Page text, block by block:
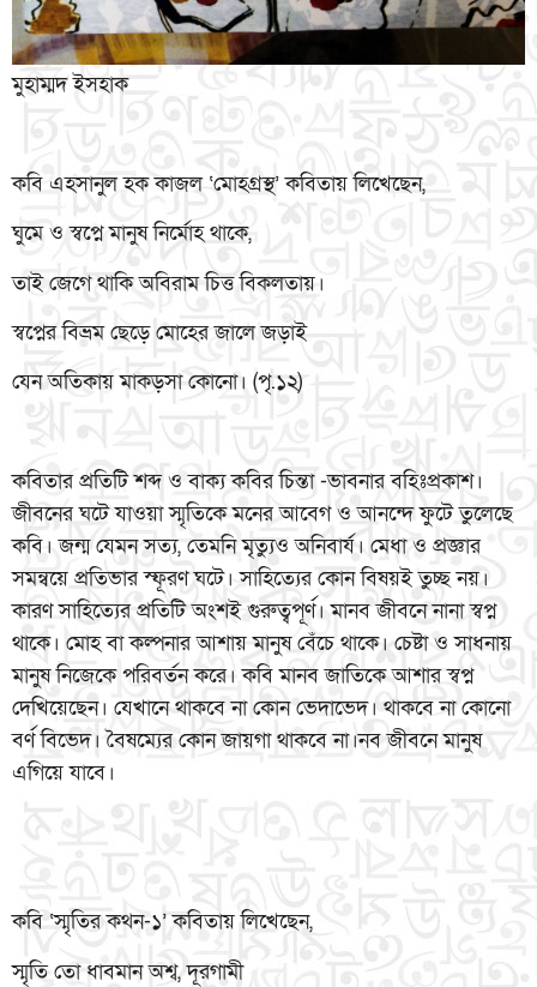
মুহাম্মদ ইসহাক
কবি এহসানুল হক কাজল ‘মোহগ্রস্থ’ কবিতায় লিখেছেন,
ঘুমে ও স্বপ্নে মানুষ নির্মোহ থাকে,
তাই জেগে থাকি অবিরাম চিত্ত বিকলতায়।
স্বপ্নের বিভ্রম ছেড়ে মোহের জালে জড়াই
যেন অতিকায় মাকড়সা কোনো। (পৃ.১২)
কবিতার প্রতিটি শব্দ ও বাক্য কবির চিন্তা -ভাবনার বহিঃপ্রকাশ।
জীবনের ঘটে যাওয়া স্মৃতিকে মনের আবেগ ও আনন্দে ফুটে তুলেছে
কবি। জন্ম যেমন সত্য, তেমনি মৃত্যুও অনিবার্য। মেধা ও প্রজ্ঞার
সমন্বয়ে প্রতিভার স্ফূরণ ঘটে। সাহিত্যের কোন বিষয়ই তুচ্ছ নয়।
কারণ সাহিত্যের প্রতিটি অংশই গুরুত্বপূর্ণ। মানব জীবনে নানা স্বপ্ন
থাকে। মোহ বা কল্পনার আশায় মানুষ বেঁচে থাকে। চেষ্টা ও সাধনায়
মানুষ নিজেকে পরিবর্তন করে। কবি মানব জাতিকে আশার স্বপ্ন
দেখিয়েছেন। যেখানে থাকবে না কোন ভেদাভেদ। থাকবে না কোনো
বর্ণ বিভেদ। বৈষম্যের কোন জায়গা থাকবে না।নব জীবনে মানুষ
এগিয়ে যাবে।
কবি ‘স্মৃতির কথন-১’ কবিতায় লিখেছেন,
স্মৃতি তো ধাবমান অশ্ব, দূরগামী